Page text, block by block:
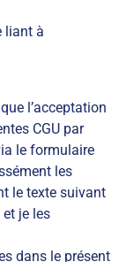
liant à
l’acceptation
CGU par
le formulaire
les
le texte suivant
je les
dans le présent